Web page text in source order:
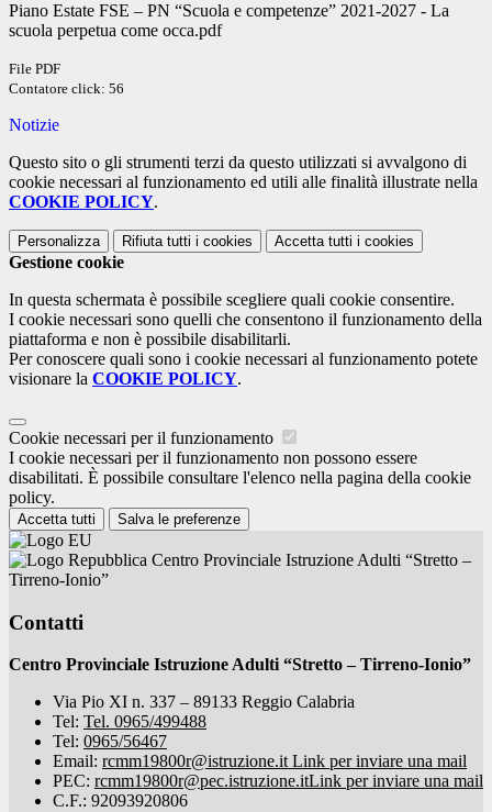
Piano Estate FSE – PN “Scuola e competenze” 2021-2027 - La
scuola perpetua come occa.pdf
File PDF
Contatore click: 56
Notizie
Questo sito o gli strumenti terzi da questo utilizzati si avvalgono di
cookie necessari al funzionamento ed utili alle finalità illustrate nella
COOKIE POLICY.
Personalizza Rifiuta tutti i cookies Accetta tutti i cookies
Gestione cookie
In questa schermata è possibile scegliere quali cookie consentire.
I cookie necessari sono quelli che consentono il funzionamento della
piattaforma e non è possibile disabilitarli.
Per conoscere quali sono i cookie necessari al funzionamento potete
visionare la COOKIE POLICY.
Cookie necessari per il funzionamento
I cookie necessari per il funzionamento non possono essere
disabilitati. È possibile consultare l'elenco nella pagina della cookie
policy.
Accetta tutti Salva le preferenze
Centro Provinciale Istruzione Adulti “Stretto –
Tirreno-Ionio”
Contatti
Centro Provinciale Istruzione Adulti “Stretto – Tirreno-Ionio”
Via Pio XI n. 337 – 89133 Reggio Calabria
Tel: Tel. 0965/499488
Tel: 0965/56467
Email: rcmm19800r@istruzione.itLink per inviare una mail
PEC: rcmm19800r@pec.istruzione.itLink per inviare una mail
C.F.: 92093920806